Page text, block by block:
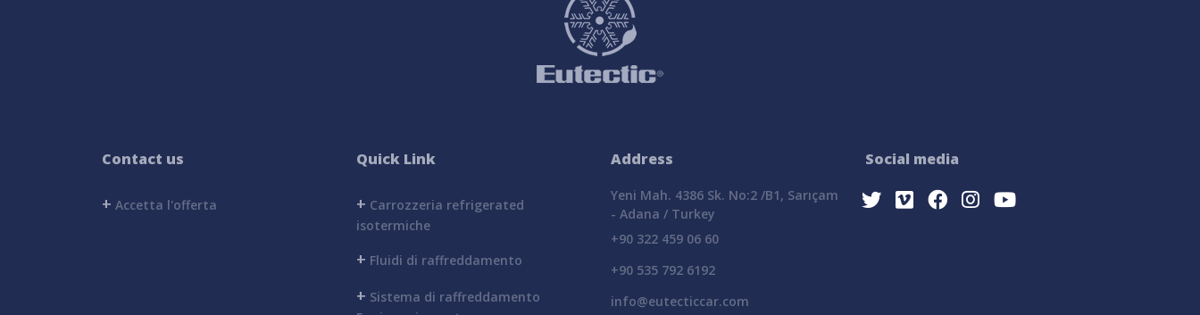
Contact us
+ Accetta l'offerta
Quick Link
+ Carrozzeria refrigerated
isotermiche
+ Fluidi di raffreddamento
+ Sistema di raffreddamento
Address
Yeni Mah. 4386 Sk. No:2 /B1, Sarıçam
- Adana / Turkey
+90 322 459 06 60
+90 535 792 6192
info@eutecticcar.com
Social media